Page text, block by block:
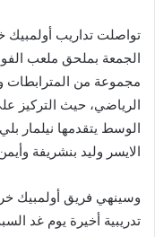
تواصلت تداريب أولمبيك
الجمعة بملحق ملعب
مجموعة من المترابطات
الرياضي، حيث التركيز
الوسط يتقدمها نيلمار
الايسر وليد بنشريفة
وسينهي فريق أولمبيك
تدريبية أخيرة يوم غد